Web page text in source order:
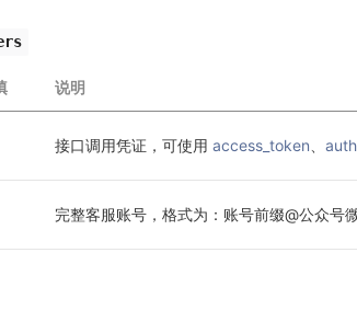
说明
接口调用凭证，可使用 access_token
完整客服账号，格式为：账号前缀@公众号